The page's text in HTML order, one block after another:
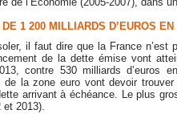
1 200 MILLIARDS D’EUROS EN
il faut dire que la France n’est
de la dette émise vont
contre 530 milliards d’euros
la zone euro vont devoir
arrivant à échéance. Le plus
et 2013).